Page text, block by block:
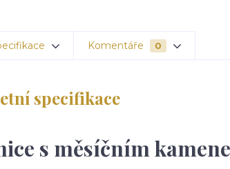
Komentáře 0
specifikace
s měsíčním